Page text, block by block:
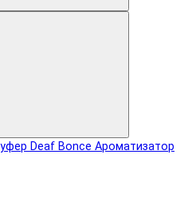
Ароматизатор